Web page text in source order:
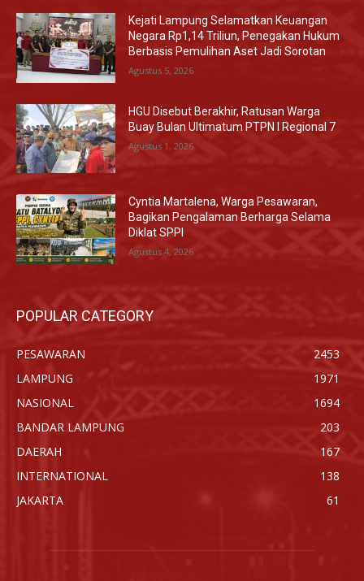
Kejati Lampung Selamatkan Keuangan
Negara Rp1,14 Triliun, Penegakan Hukum
Berbasis Pemulihan Aset Jadi Sorotan
Agustus 5, 2026
HGU Disebut Berakhir, Ratusan Warga
Buay Bulan Ultimatum PTPN I Regional 7
Agustus 1, 2026
Cyntia Martalena, Warga Pesawaran,
Bagikan Pengalaman Berharga Selama
Diklat SPPI
Agustus 4, 2026
POPULAR CATEGORY
PESAWARAN
2453
LAMPUNG
1971
NASIONAL
1694
BANDAR LAMPUNG
203
DAERAH
167
INTERNATIONAL
138
JAKARTA
61